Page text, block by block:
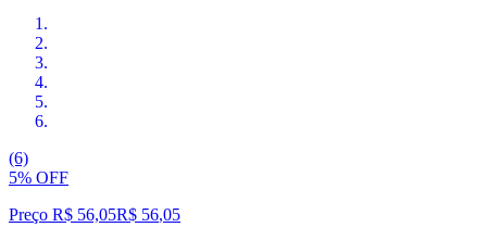
(6)
5% OFF
Preço R$ 56,05R$ 56,05